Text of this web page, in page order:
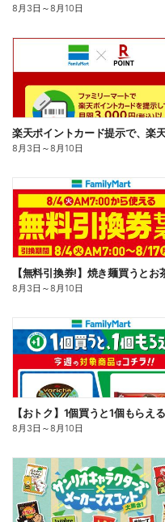
8月3日 ～8月10日
8月3日 ～8月10日
8月3日 ～8月10日
8月3日 ～8月10日